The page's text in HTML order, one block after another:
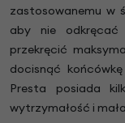
zastosowanemu w
aby nie odkręcać
przekręcić
docisnąć
Presta posiada
wytrzymałość i